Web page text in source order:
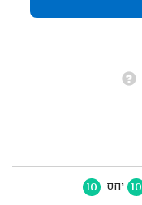
10 יחס 10